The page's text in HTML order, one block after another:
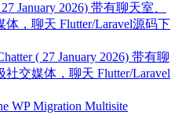
January 2026) 带有聊天室、
，聊天 Flutter/Laravel源码下
( 27 January 2026) 带有聊
交媒体，聊天 Flutter/Laravel
WP Migration Multisite